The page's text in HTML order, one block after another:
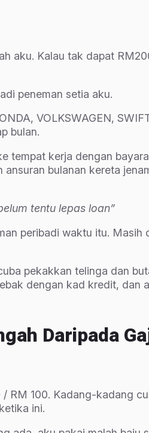
aku. Kalau tak dapat
peneman setia aku.
VOLKSWAGEN,
bulan.
tempat kerja dengan
bulanan kereta
tentu lepas loan”
peribadi waktu itu. Masih
pekakkan telinga dan
dengan kad kredit, dan
Daripada
RM 100. Kadang-kadang
ini.